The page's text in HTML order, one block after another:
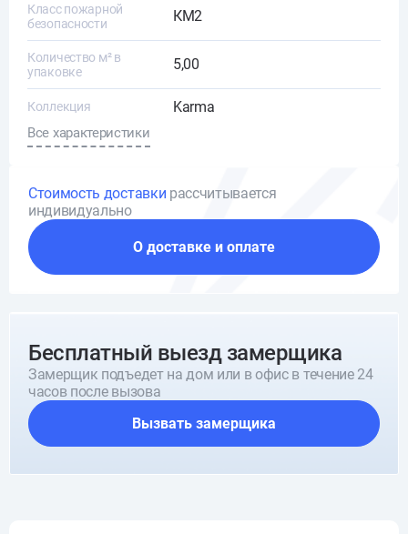
Класс пожарной
безопасности
КМ2
Количество м² в
упаковке
5,00
Коллекция Karma
Все характеристики
Стоимость доставки рассчитывается
индивидуально
О доставке и оплате
Бесплатный выезд замерщика
Замерщик подъедет на дом или в офис в течение 24
часов после вызова
Вызвать замерщика